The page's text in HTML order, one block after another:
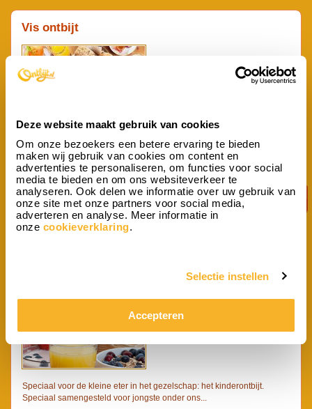
Deze website maakt gebruik van cookies
Om onze bezoekers een betere ervaring te bieden
maken wij gebruik van cookies om content en
advertenties te personaliseren, om functies voor social
media te bieden en om ons websiteverkeer te
analyseren. Ook delen we informatie over uw gebruik van
onze site met onze partners voor social media,
adverteren en analyse. Meer informatie in
onze cookieverklaring.
Selectie instellen
Accepteren
Vis ontbijt
Wilt u 's ochtends eens iets anders eten dan normaal? Gaat u een
feestelijk dag tegemoet of wilt u iemand verrassen met een bijzonder
ontbijt? Wij bieden speciaal voor de vis liefhebber een smakelijk...
vanaf p.p.
28,13
Speciaal voor de kleine eter in het gezelschap: het kinderontbijt.
Speciaal samengesteld voor jongste onder ons...